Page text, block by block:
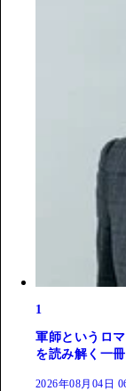
1
軍師というロ
を読み解く一
2026年08月04日